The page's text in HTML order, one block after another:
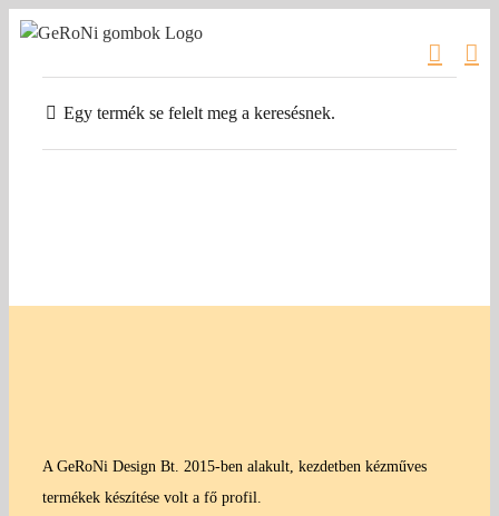
Kihagyás
Egy termék se felelt meg a keresésnek.
A GeRoNi Design Bt. 2015-ben alakult, kezdetben kézműves
termékek készítése volt a fő profil.